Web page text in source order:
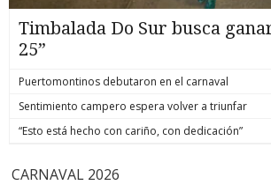
Timbalada Do Sur busca
25”
Puertomontinos debutaron en el carnaval
Sentimiento campero espera volver a triunfar
“Esto está hecho con cariño, con dedicación”
CARNAVAL 2026